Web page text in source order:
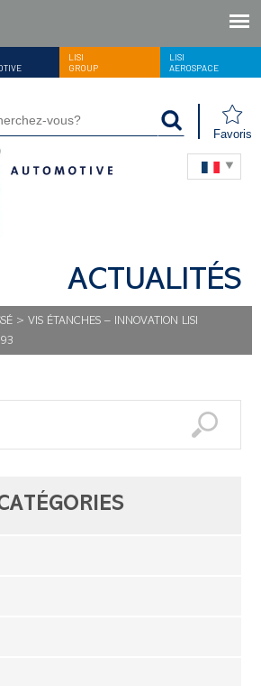
LISI
GROUP
LISI
AEROSPACE
Favoris
ACTUALITÉS
> VIS ÉTANCHES – INNOVATION LISI